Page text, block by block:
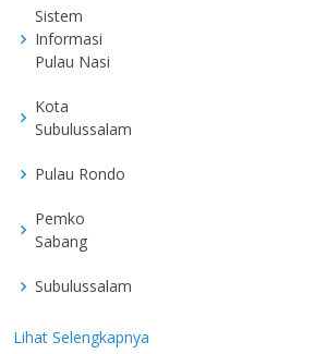
Sistem
Informasi
Pulau Nasi
Kota
Subulussalam
Pulau Rondo
Pemko
Sabang
Subulussalam
Lihat Selengkapnya